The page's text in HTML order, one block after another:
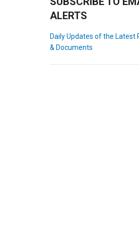
ALERTS
Daily Updates of the Latest
& Documents